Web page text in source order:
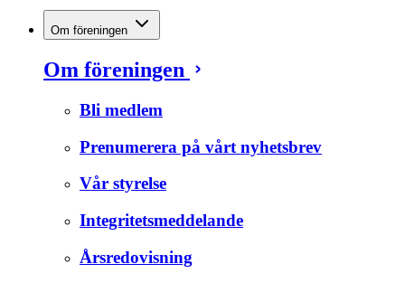
Om föreningen
Om föreningen
Bli medlem
Prenumerera på vårt nyhetsbrev
Vår styrelse
Integritetsmeddelande
Årsredovisning